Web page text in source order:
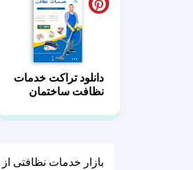
دانلود تراکت خدمات
نظافت ساختمان
بازار خدمات نظافتی